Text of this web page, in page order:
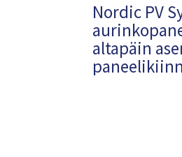
Nordic PV
altapäin